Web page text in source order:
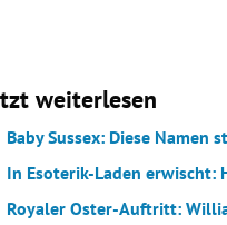
weiterlesen
Baby Sussex: Diese Namen
In Esoterik-Laden erwischt:
Royaler Oster-Auftritt: